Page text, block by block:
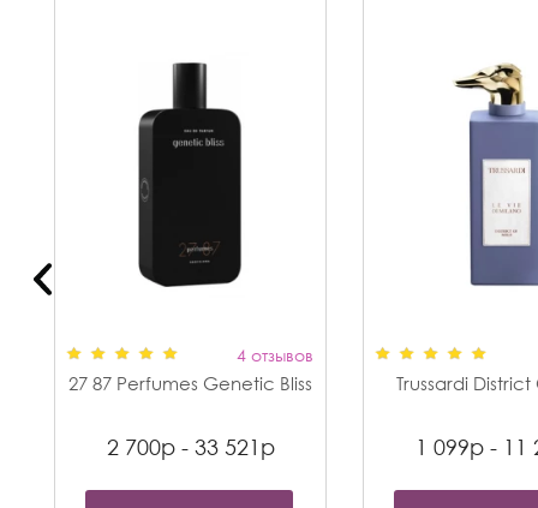
4 отзывов
27 87 Perfumes Genetic Bliss
2 700р - 33 521р
Trussardi
1 099р - 11